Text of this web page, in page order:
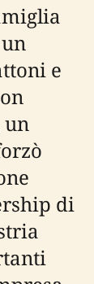
e
un
di